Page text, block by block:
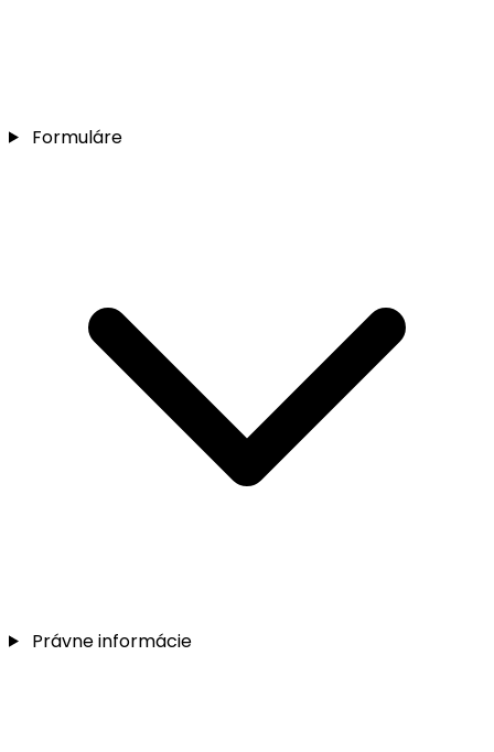
Formuláre
Právne informácie